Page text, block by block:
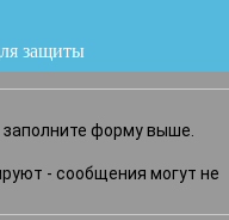
сейчас
форму выше.
- сообщения могут не